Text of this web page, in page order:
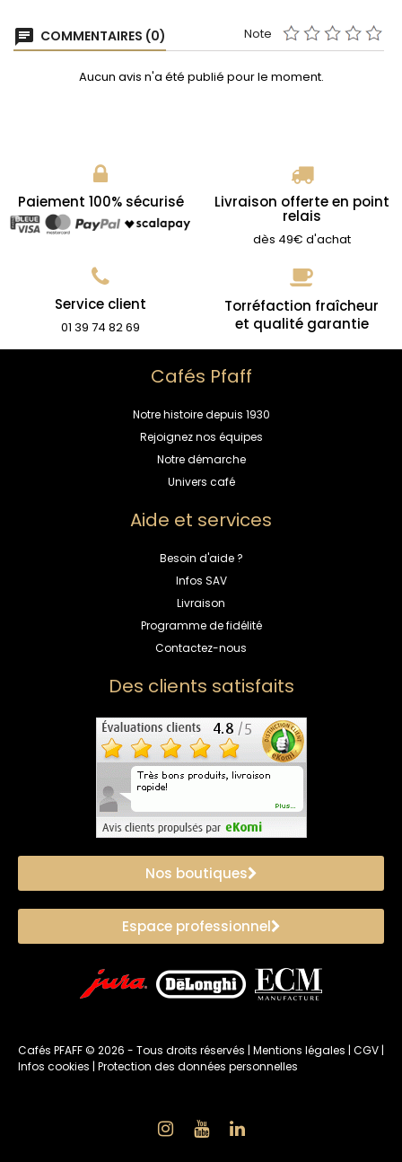
chat COMMENTAIRES (0) Note
Aucun avis n'a été publié pour le moment.
Paiement 100% sécurisé Livraison offerte en point
relais
dès 49€ d'achat
Service client
01 39 74 82 69
Torréfaction fraîcheur
et qualité garantie
Cafés Pfaff
Notre histoire depuis 1930
Rejoignez nos équipes
Notre démarche
Univers café
Aide et services
Besoin d'aide ?
Infos SAV
Livraison
Programme de fidélité
Contactez-nous
Des clients satisfaits
Nos boutiques
Espace professionnel
Cafés PFAFF © 2026 - Tous droits réservés | Mentions légales | CGV |
Infos cookies | Protection des données personnelles